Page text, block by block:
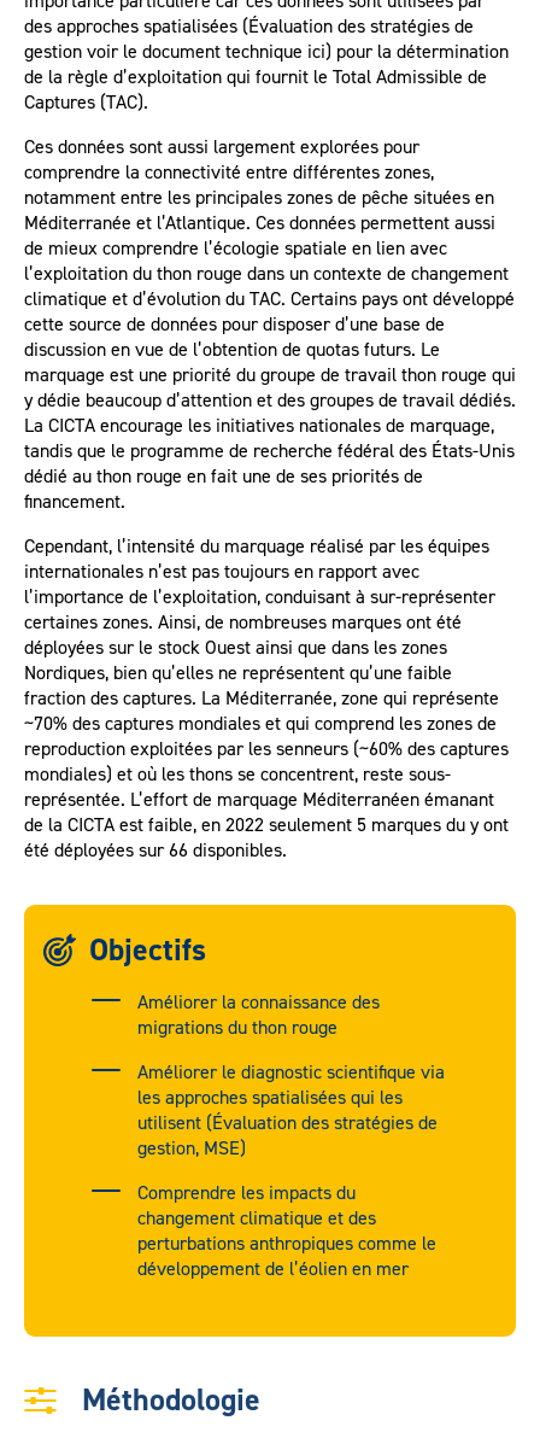
des approches spatialisées (Évaluation des stratégies de
gestion voir le document technique ici) pour la détermination
de la règle d’exploitation qui fournit le Total Admissible de
Captures (TAC).
Ces données sont aussi largement explorées pour
comprendre la connectivité entre différentes zones,
notamment entre les principales zones de pêche situées en
Méditerranée et l’Atlantique. Ces données permettent aussi
de mieux comprendre l’écologie spatiale en lien avec
l’exploitation du thon rouge dans un contexte de changement
climatique et d’évolution du TAC. Certains pays ont développé
cette source de données pour disposer d’une base de
discussion en vue de l’obtention de quotas futurs. Le
marquage est une priorité du groupe de travail thon rouge qui
y dédie beaucoup d’attention et des groupes de travail dédiés.
La CICTA encourage les initiatives nationales de marquage,
tandis que le programme de recherche fédéral des États-Unis
dédié au thon rouge en fait une de ses priorités de
financement.
Cependant, l’intensité du marquage réalisé par les équipes
internationales n’est pas toujours en rapport avec
l’importance de l’exploitation, conduisant à sur-représenter
certaines zones. Ainsi, de nombreuses marques ont été
déployées sur le stock Ouest ainsi que dans les zones
Nordiques, bien qu’elles ne représentent qu’une faible
fraction des captures. La Méditerranée, zone qui représente
~70% des captures mondiales et qui comprend les zones de
reproduction exploitées par les senneurs (~60% des captures
mondiales) et où les thons se concentrent, reste sous-
représentée. L’effort de marquage Méditerranéen émanant
de la CICTA est faible, en 2022 seulement 5 marques du y ont
été déployées sur 66 disponibles.
Objectifs
Améliorer la connaissance des
migrations du thon rouge
Améliorer le diagnostic scientifique via
les approches spatialisées qui les
utilisent (Évaluation des stratégies de
gestion, MSE)
Comprendre les impacts du
changement climatique et des
perturbations anthropiques comme le
développement de l’éolien en mer
Méthodologie